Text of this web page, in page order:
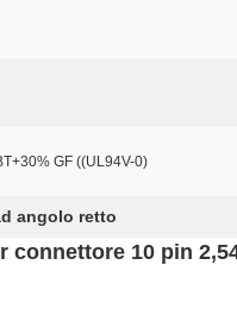
GF ((UL94V-0)
angolo retto
connettore 10 pin